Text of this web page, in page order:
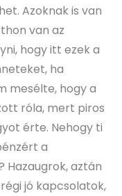
Azoknak is van
van az
hogy itt ezek a
ha
mesélte, hogy a
róla, mert piros
érte. Nehogy ti
a
aztán
jó kapcsolatok,